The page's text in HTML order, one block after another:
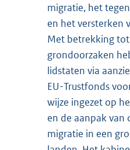
migratie, het
en het versterken
Met betrekking
grondoorzaken
lidstaten via
EU-Trustfonds
wijze ingezet op
en de aanpak van
migratie in een